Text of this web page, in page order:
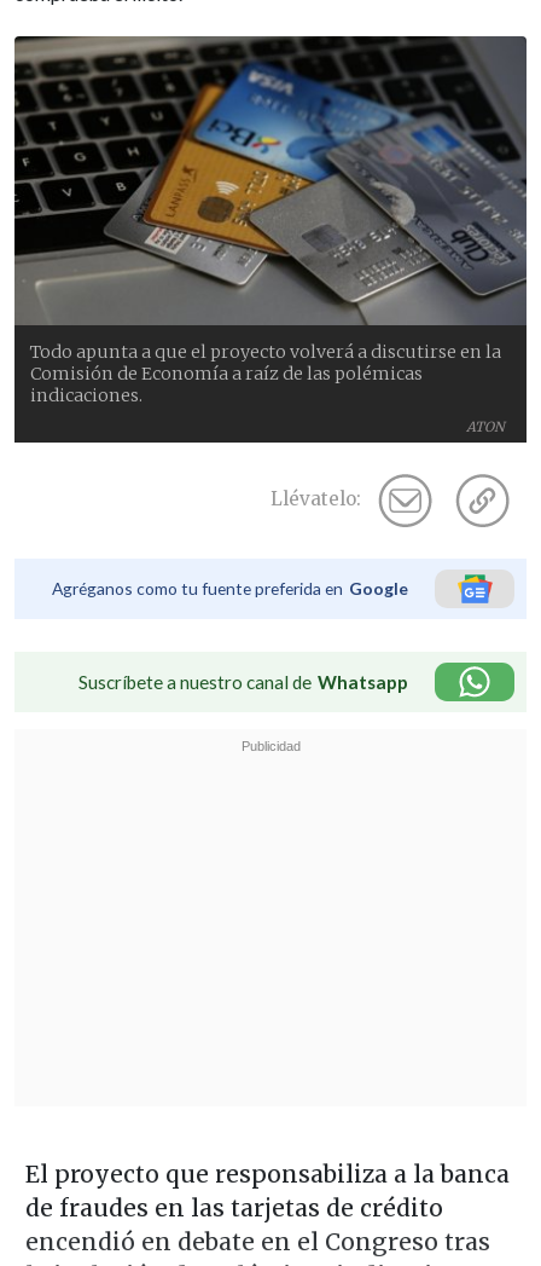
ATON
Todo apunta a que el proyecto volverá a discutirse en la
Comisión de Economía a raíz de las polémicas
indicaciones.
Llévatelo:
Agréganos como tu fuente preferida en Google
Suscríbete a nuestro canal de Whatsapp
El proyecto que responsabiliza a la banca
de fraudes en las tarjetas de crédito
encendió en debate en el Congreso tras